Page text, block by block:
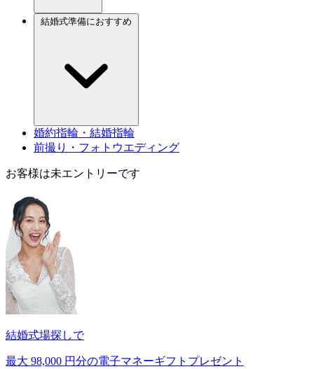
婚約指輪・結婚指輪
前撮り・フォトウエディング
お客様は未エントリーです
結婚式場探しで
最大 98,000 円分の電子マネーギフトプレゼント